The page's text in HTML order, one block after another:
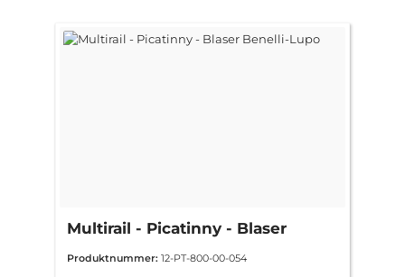
Multirail - Picatinny - Blaser
Produktnummer: 12-PT-800-00-054